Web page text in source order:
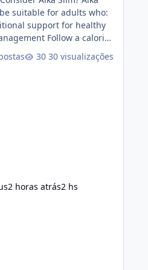
suitable for adults who:
support for healthy
Follow a calorie-
containing plant-
30 visualizações
2 horas atrás2 hs